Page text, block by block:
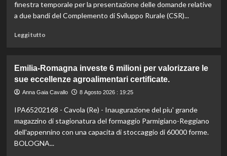
finestra temporale per la presentazione delle domande relative
a due bandi del Complemento di Sviluppo Rurale (CSR)...
Leggi tuttoLeggi
Liguria
lancia
bandi
24,4
milioni
per
il
Emilia-Romagna investe 6 milioni per valorizzare le
sue eccellenze agroalimentari certificate.
Anna Gaia Cavallo 8 Agosto 2026 : 19:25
IPA65202168 - Cavola (Re) - Inaugurazione del piu' grande
magazzino di stagionatura del formaggio Parmigiano-Reggiano
dell'appennino con una capacita di stoccaggio di 60000 forme.
BOLOGNA...